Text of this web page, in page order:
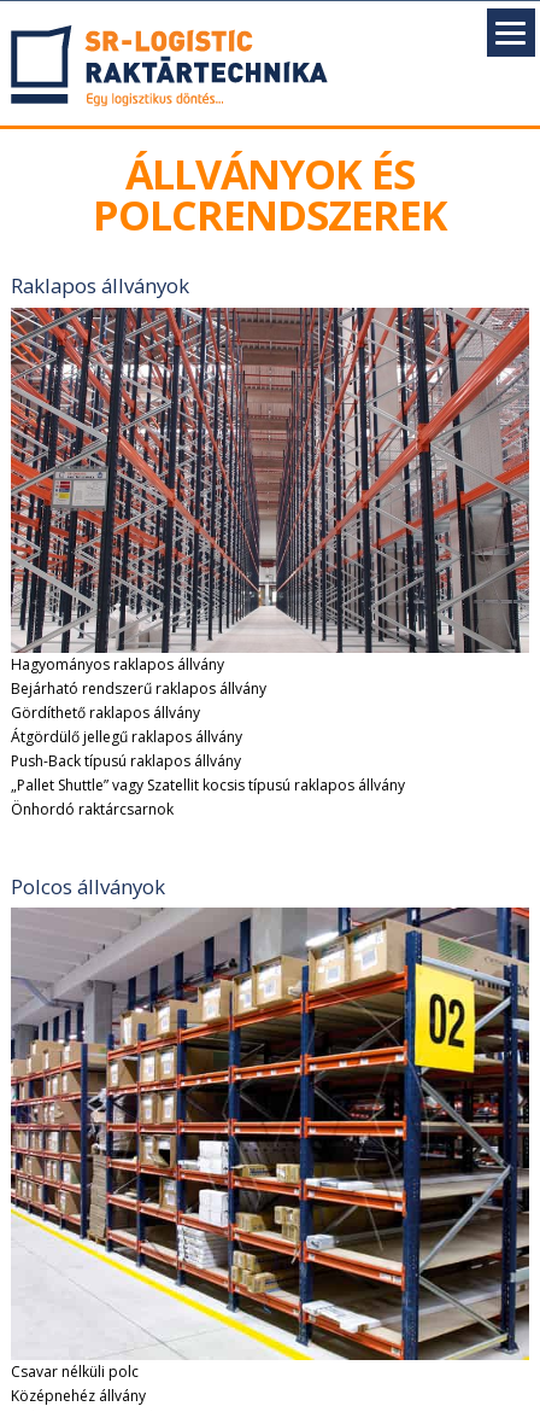
ÁLLVÁNYOK ÉS
POLCRENDSZEREK
Raklapos állványok
Hagyományos raklapos állvány
Bejárható rendszerű raklapos állvány
Gördíthető raklapos állvány
Átgördülő jellegű raklapos állvány
Push-Back típusú raklapos állvány
„Pallet Shuttle” vagy Szatellit kocsis típusú raklapos állvány
Önhordó raktárcsarnok
Polcos állványok
Csavar nélküli polc
Középnehéz állvány